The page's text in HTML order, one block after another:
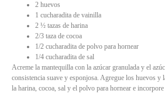
2 huevos
1 cucharadita de vainilla
2 ½ tazas de harina
2/3 taza de cocoa
1/2 cucharadita de polvo para hornear
1/4 cucharadita de sal
Acreme la mantequilla con la azúcar granulada y el
consistencia suave y esponjosa. Agregue los huevos y
la harina, cocoa, sal y el polvo para hornear e